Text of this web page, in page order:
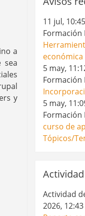
a
sea
y
11 jul, 10:45
Formación
5 may,
Formación
5 may,
Formación
curso de
Tópicos/
Actividad
2026, 12:43